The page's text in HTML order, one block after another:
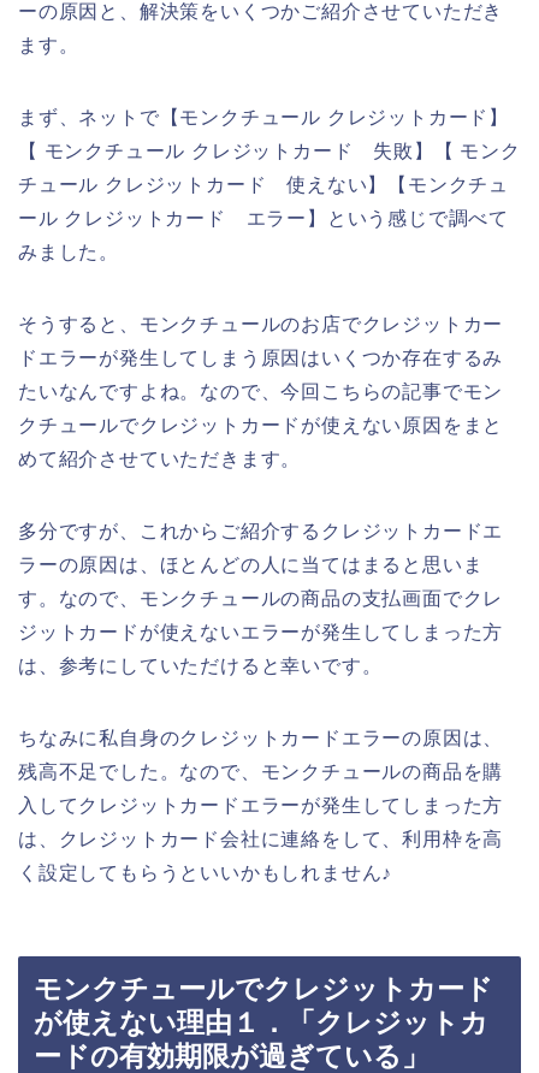
ーの原因と、解決策をいくつかご紹介させていただき
ます。
まず、ネットで【モンクチュール クレジットカード】
【 モンクチュール クレジットカード 失敗】【 モンク
チュール クレジットカード 使えない】【モンクチュ
ール クレジットカード エラー】という感じで調べて
みました。
そうすると、モンクチュールのお店でクレジットカー
ドエラーが発生してしまう原因はいくつか存在するみ
たいなんですよね。なので、今回こちらの記事でモン
クチュールでクレジットカードが使えない原因をまと
めて紹介させていただきます。
多分ですが、これからご紹介するクレジットカードエ
ラーの原因は、ほとんどの人に当てはまると思いま
す。なので、モンクチュールの商品の支払画面でクレ
ジットカードが使えないエラーが発生してしまった方
は、参考にしていただけると幸いです。
ちなみに私自身のクレジットカードエラーの原因は、
残高不足でした。なので、モンクチュールの商品を購
入してクレジットカードエラーが発生してしまった方
は、クレジットカード会社に連絡をして、利用枠を高
く設定してもらうといいかもしれません♪
モンクチュールでクレジットカード
が使えない理由１．「クレジットカ
ードの有効期限が過ぎている」